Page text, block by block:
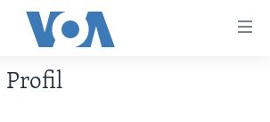
Profil